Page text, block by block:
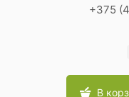
+375
В